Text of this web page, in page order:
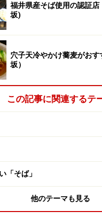
なった生地の左半分を、
う折目はつけない）、4
打ち粉をのばしておく。
横長の四角となること
と幅出しができたというわ
打ったところに残りの生地
がる。最後に生地を時計
端から包丁で切っていけば
が最小で、しかも奥行が
1m以上の横幅となった生
福井県産そば使用の認証
坂)
穴子天冷やかけ蕎麦がお
坂）
この記事に関連するテ
「そば」
他のテーマも見る